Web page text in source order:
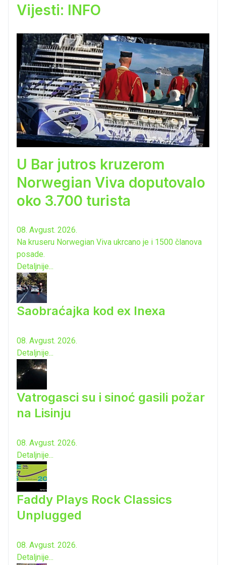
Vijesti: INFO
U Bar jutros kruzerom
Norwegian Viva doputovalo
oko 3.700 turista
08. Avgust. 2026.
Na kruseru Norwegian Viva ukrcano je i 1500 članova
posade.
Detaljnije...
Saobraćajka kod ex Inexa
08. Avgust. 2026.
Detaljnije...
Vatrogasci su i sinoć gasili požar
na Lisinju
08. Avgust. 2026.
Detaljnije...
Faddy Plays Rock Classics
Unplugged
08. Avgust. 2026.
Detaljnije...